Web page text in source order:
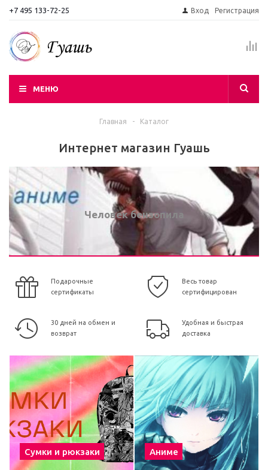
+7 495 133-72-25 Вход Регистрация
МЕНЮ
Главная - Каталог
Интернет магазин Гуашь
Человек бензопила
Подарочные
сертификаты
Весь товар
сертифицирован
30 дней на обмен и
возврат
Удобная и быстрая
доставка
Сумки и рюкзаки Аниме